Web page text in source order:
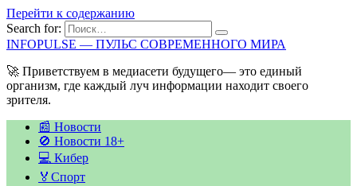
Перейти к содержанию
Search for:
INFOPULSE — ПУЛЬС СОВРЕМЕННОГО МИРА
🚀 Приветствуем в медиасети будущего— это единый
организм, где каждый луч информации находит своего
зрителя.
📰 Новости
🚫 Новости 18+
💻 Кибер
🏅Спорт